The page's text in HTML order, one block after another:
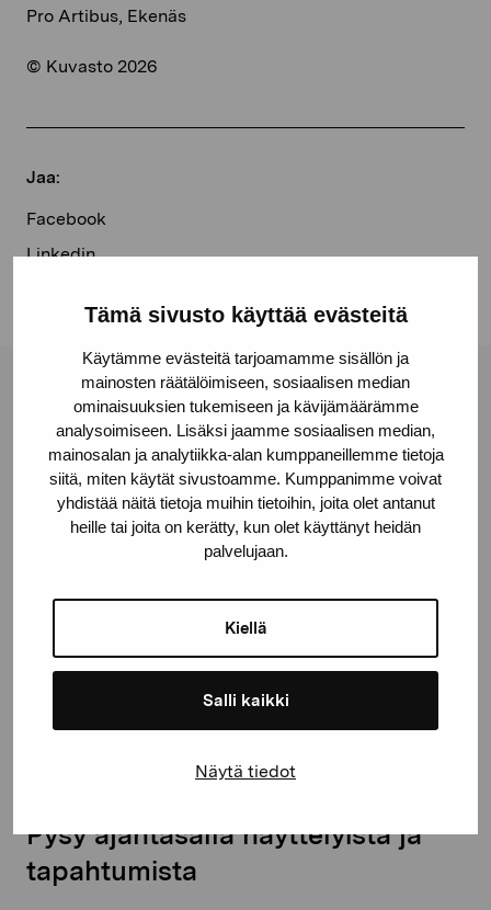
Tämä sivusto käyttää evästeitä
Käytämme evästeitä tarjoamamme sisällön ja
mainosten räätälöimiseen, sosiaalisen median
ominaisuuksien tukemiseen ja kävijämäärämme
analysoimiseen. Lisäksi jaamme sosiaalisen median,
mainosalan ja analytiikka-alan kumppaneillemme tietoja
siitä, miten käytät sivustoamme. Kumppanimme voivat
yhdistää näitä tietoja muihin tietoihin, joita olet antanut
heille tai joita on kerätty, kun olet käyttänyt heidän
palvelujaan.
Kiellä
Salli kaikki
Näytä tiedot
Pro Artibus, Ekenäs
© Kuvasto 2026
Jaa:
Facebook
Linkedin
Pro Artibus -säätiö
Kustaa Vaasan katu 11
10600 Tammisaari
proartibus@proartibus.fi
Pysy ajantasalla näyttelyistä ja
tapahtumista